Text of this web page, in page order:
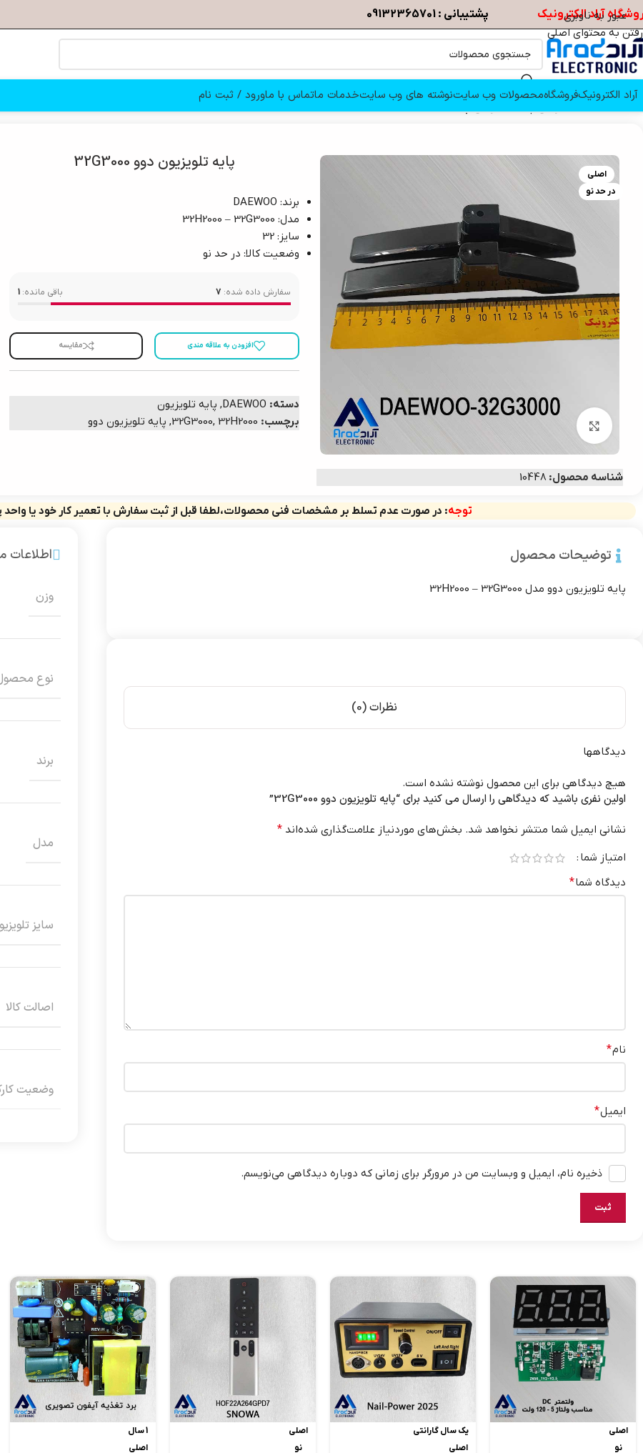
عبور به ناوبری
رفتن به محتوای اصلی
آراد الکترونیک پشتیبانی : 09132365701
آراد الکترونیکفروشگاهمحصولات وب سایتنوشته های وب سایتخدمات ماتماس با ماورود / ثبت نام
اصلی
در حد نو
شناسه محصول: 10448
پایه تلویزیون دوو 32G3000
برند: DAEWOO
مدل: 32H2000 – 32G3000
سایز: 32
وضعیت کالا: در حد نو
سفارش داده شده: 7 باقی مانده: 1
افزودن به علاقه مندی مقایسه
دسته: DAEWOO
, پایه تلویزیون
برچسب:
32G3000, 32H2000
, پایه تلویزیون دوو
توجه: در صورت عدم تسلط بر مشخصات فنی محصولات،لطفا قبل از ثبت سفارش با تعمیر کار خود یا
توضیحات محصول
پایه تلویزیون دوو مدل 32H2000 – 32G3000
نظرات (0)
دیدگاهها
هیچ دیدگاهی برای این محصول نوشته نشده است.
اولین نفری باشید که دیدگاهی را ارسال می کنید برای “پایه تلویزیون دوو 32G3000”
نشانی ایمیل شما منتشر نخواهد شد. بخش‌های موردنیاز علامت‌گذاری شده‌اند *
امتیاز شما
دیدگاه شما*
نام*
ایمیل*
ذخیره نام، ایمیل و وبسایت من در مرورگر برای زمانی که دوباره دیدگاهی می‌نویسم.
وزن
نوع
برند
مدل
سایز
اصالت کالا
وضعیت
اصلی
نو
یک سال گارانتی
اصلی
اصلی
نو
1 سال
اصلی